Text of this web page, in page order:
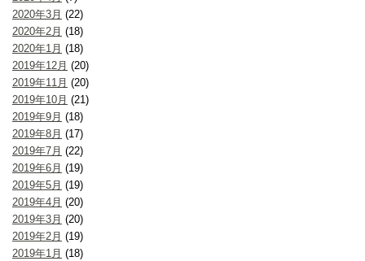
2020年3月 (22)
2020年2月 (18)
2020年1月 (18)
2019年12月 (20)
2019年11月 (20)
2019年10月 (21)
2019年9月 (18)
2019年8月 (17)
2019年7月 (22)
2019年6月 (19)
2019年5月 (19)
2019年4月 (20)
2019年3月 (20)
2019年2月 (19)
2019年1月 (18)